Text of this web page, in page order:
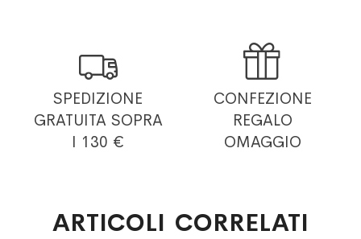

SPEDIZIONE
GRATUITA SOPRA
I 130 €

CONFEZIONE
REGALO
OMAGGIO
ARTICOLI CORRELATI